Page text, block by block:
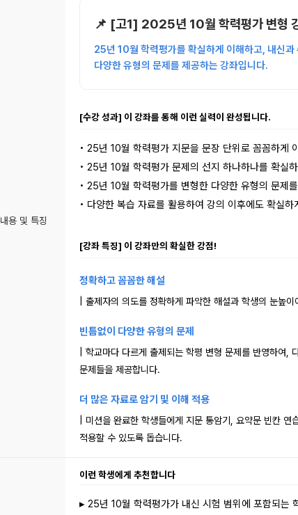
내용 및 특징
📌 [고1] 2025년 10월 학력평가 변형
25년 10월 학력평가를 확실하게 이해하고, 내신
다양한 유형의 문제를 제공하는 강좌입니다.
[수강 성과] 이 강좌를 통해 이런 실력이 완성됩니다.
• 25년 10월 학력평가 지문을 문장 단위로 꼼꼼하게
• 25년 10월 학력평가 문제의 선지 하나하나를 확실
• 25년 10월 학력평가를 변형한 다양한 유형의 문제
• 다양한 복습 자료를 활용하여 강의 이후에도 확실
[강좌 특징] 이 강좌만의 확실한 강점!
정확하고 꼼꼼한 해설
| 출제자의 의도를 정확하게 파악한 해설과 학생의 눈높
빈틈없이 다양한 유형의 문제
| 학교마다 다르게 출제되는 학평 변형 문제를 반영하
문제들을 제공합니다.
더 많은 자료로 암기 및 이해 적용
| 미션을 완료한 학생들에게 지문 통암기, 요약문 빈칸
적용할 수 있도록 돕습니다.
이런 학생에게 추천합니다
▸ 25년 10월 학력평가가 내신 시험 범위에 포함되는